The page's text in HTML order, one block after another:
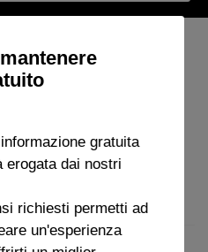
JUVE
e Stefano Discreti.
gratuita
erogata dai nostri
richiesti permetti ad
un'esperienza